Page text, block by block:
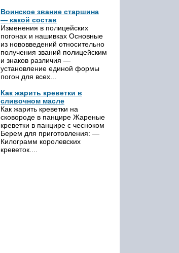
Воинское звание старшина
— какой состав
Изменения в полицейских
погонах и нашивках Основные
из нововведений относительно
получения званий полицейским
и знаков различия —
установление единой формы
погон для всех...
Как жарить креветки в
сливочном масле
Как жарить креветки на
сковороде в панцире Жареные
креветки в панцире с чесноком
Берем для приготовления: —
Килограмм королевских
креветок....